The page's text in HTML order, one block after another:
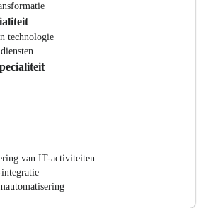
technologie
van IT-activiteiten